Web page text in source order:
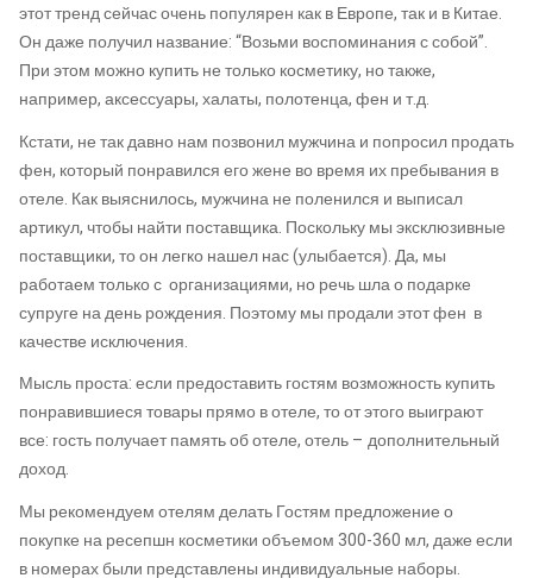
этот тренд сейчас очень популярен как в Европе, так и в Китае.
Он даже получил название: “Возьми воспоминания с собой”.
При этом можно купить не только косметику, но также,
например,аксессуары, халаты, полотенца, фен и т.д.
Кстати, не так давно нам позвонил мужчина и попросил продать
фен, который понравился его жене во время их пребывания в
отеле. Как выяснилось, мужчина не поленился и выписал
артикул, чтобы найти поставщика. Поскольку мы эксклюзивные
поставщики, то он легко нашел нас (улыбается). Да, мы
работаем только с организациями, но речь шла о подарке
супруге на день рождения. Поэтому мы продали этот фен в
качестве исключения.
Мысль проста: если предоставить гостям возможность купить
понравившиеся товары прямо в отеле, то от этого выиграют
все: гость получает память об отеле, отель – дополнительный
доход.
Мы рекомендуем отелям делать Гостям предложение о
покупке на ресепшн косметики объемом 300-360 мл, даже если
в номерах были представлены индивидуальные наборы.